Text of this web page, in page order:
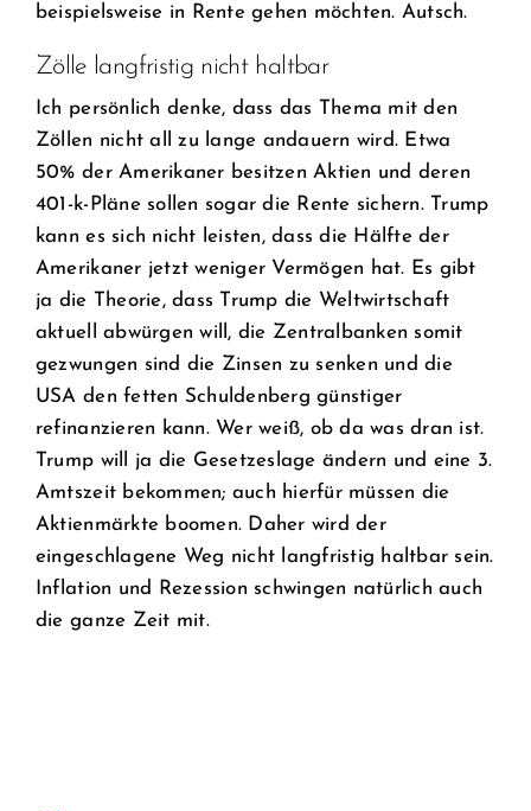
beispielsweise in Rente gehen möchten. Autsch.
Zölle langfristig nicht haltbar
Ich persönlich denke, dass das Thema mit den
Zöllen nicht all zu lange andauern wird. Etwa
50% der Amerikaner besitzen Aktien und deren
401-k-Pläne sollen sogar die Rente sichern. Trump
kann es sich nicht leisten, dass die Hälfte der
Amerikaner jetzt weniger Vermögen hat. Es gibt
ja die Theorie, dass Trump die Weltwirtschaft
aktuell abwürgen will, die Zentralbanken somit
gezwungen sind die Zinsen zu senken und die
USA den fetten Schuldenberg günstiger
refinanzieren kann. Wer weiß, ob da was dran ist.
Trump will ja die Gesetzeslage ändern und eine 3.
Amtszeit bekommen; auch hierfür müssen die
Aktienmärkte boomen. Daher wird der
eingeschlagene Weg nicht langfristig haltbar sein.
Inflation und Rezession schwingen natürlich auch
die ganze Zeit mit.